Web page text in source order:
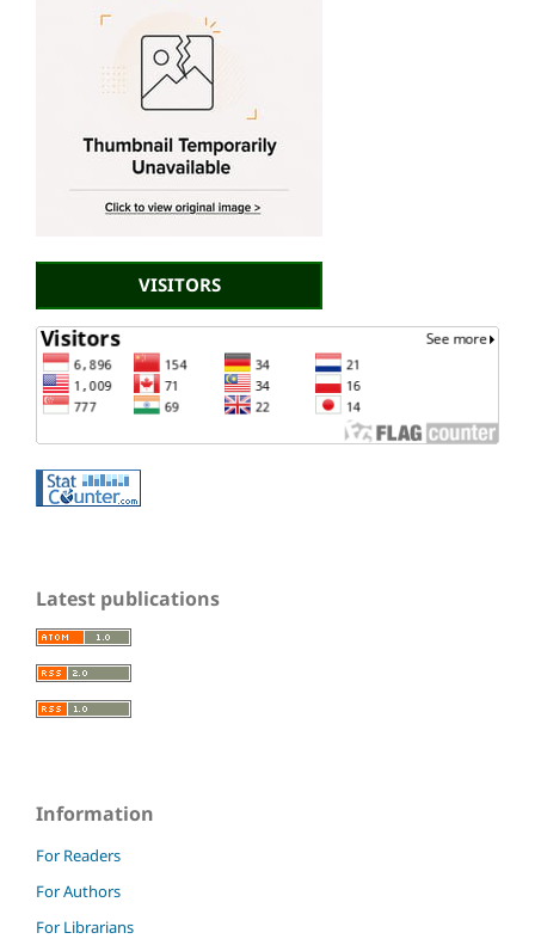
VISITORS
Latest publications
Information
For Readers
For Authors
For Librarians